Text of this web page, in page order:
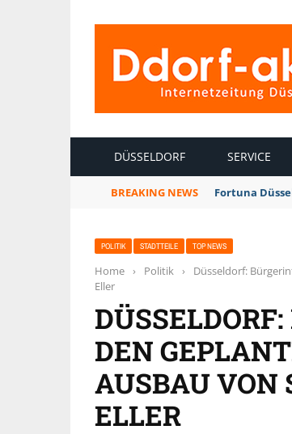
DÜSSELDORF SERVICE
BREAKING NEWS Fortuna
POLITIK STADTTEILE TOP NEWS
Home › Politik ›
Düsseldorf:
Eller
DEN
AUSBAU VON
ELLER